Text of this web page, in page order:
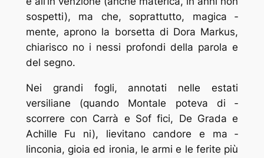
sospetti), ma che, soprattutto, magica ­
mente, aprono la borsetta di Dora Markus,
chiarisco ­no i nessi profondi della parola e
del segno.
Nei grandi fogli, annotati nelle estati
versiliane (quando Montale poteva di ­
scorrere con Carrà e Sof ­fici, De Grada e
Achille Fu ­ni), lievitano candore e ma ­
linconia, gioia ed ironia, le armi e le ferite più